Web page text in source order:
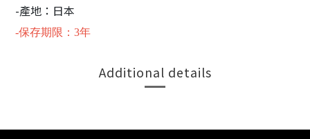
-產地：日本
-保存期限：3年
Additional details